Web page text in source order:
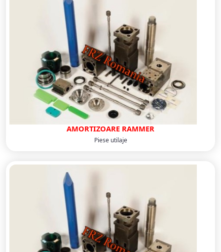
AMORTIZOARE RAMMER
Piese utilaje